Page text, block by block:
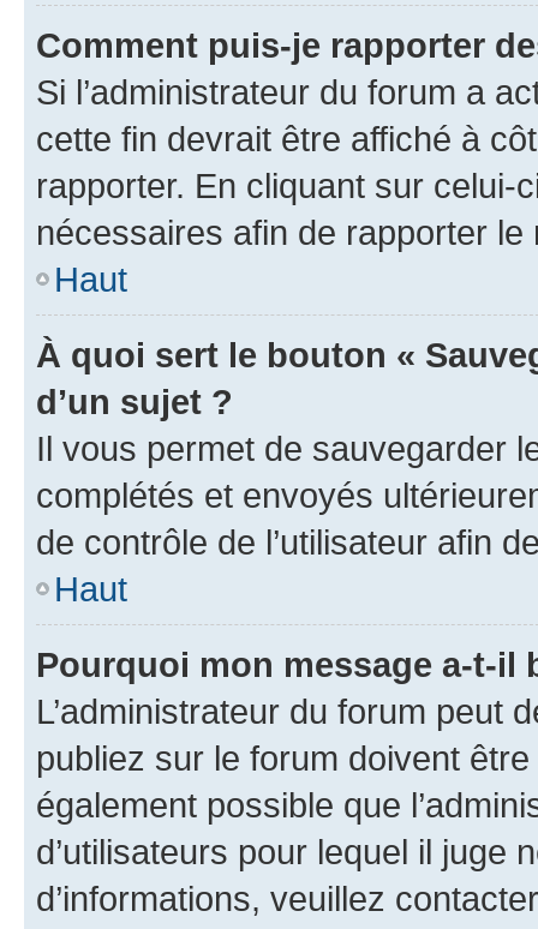
Comment puis-je rapporter
Si l’administrateur du forum a
cette fin devrait être affiché à
rapporter. En cliquant sur
nécessaires afin de rapporter le
Haut
À quoi sert le bouton «
d’un sujet ?
Il vous permet de sauvegarder
complétés et envoyés
de contrôle de l’utilisateur afin
Haut
Pourquoi mon message a-t-il
L’administrateur du forum peut
publiez sur le forum doivent
également possible que
d’utilisateurs pour lequel il juge
d’informations, veuillez